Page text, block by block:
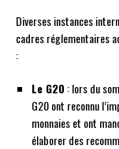
Diverses instances
cadres réglementaires
:
Le G20 : lors du
G20 ont reconnu
monnaies et ont
élaborer des